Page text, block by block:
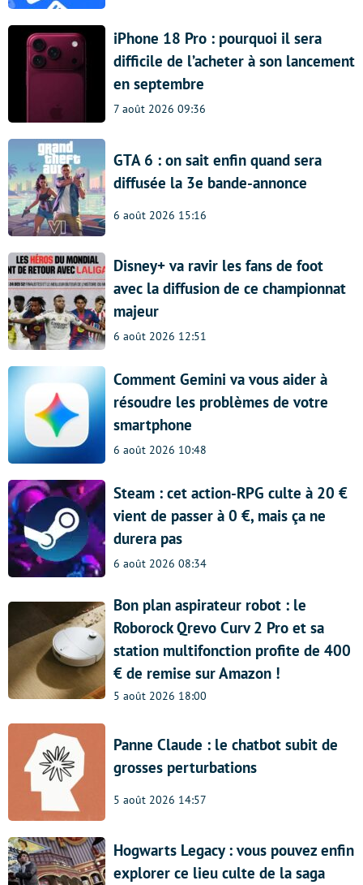
iPhone 18 Pro : pourquoi il sera
difficile de l’acheter à son lancement
en septembre
7 août 2026 09:36
GTA 6 : on sait enfin quand sera
diffusée la 3e bande-annonce
6 août 2026 15:16
Disney+ va ravir les fans de foot
avec la diffusion de ce championnat
majeur
6 août 2026 12:51
Comment Gemini va vous aider à
résoudre les problèmes de votre
smartphone
6 août 2026 10:48
Steam : cet action-RPG culte à 20 €
vient de passer à 0 €, mais ça ne
durera pas
6 août 2026 08:34
Bon plan aspirateur robot : le
Roborock Qrevo Curv 2 Pro et sa
station multifonction profite de 400
€ de remise sur Amazon !
5 août 2026 18:00
Panne Claude : le chatbot subit de
grosses perturbations
5 août 2026 14:57
Hogwarts Legacy : vous pouvez enfin
explorer ce lieu culte de la saga